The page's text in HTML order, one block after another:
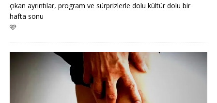
çıkan ayrıntılar, program ve sürprizlerle dolu kültür dolu bir
hafta sonu
🩷